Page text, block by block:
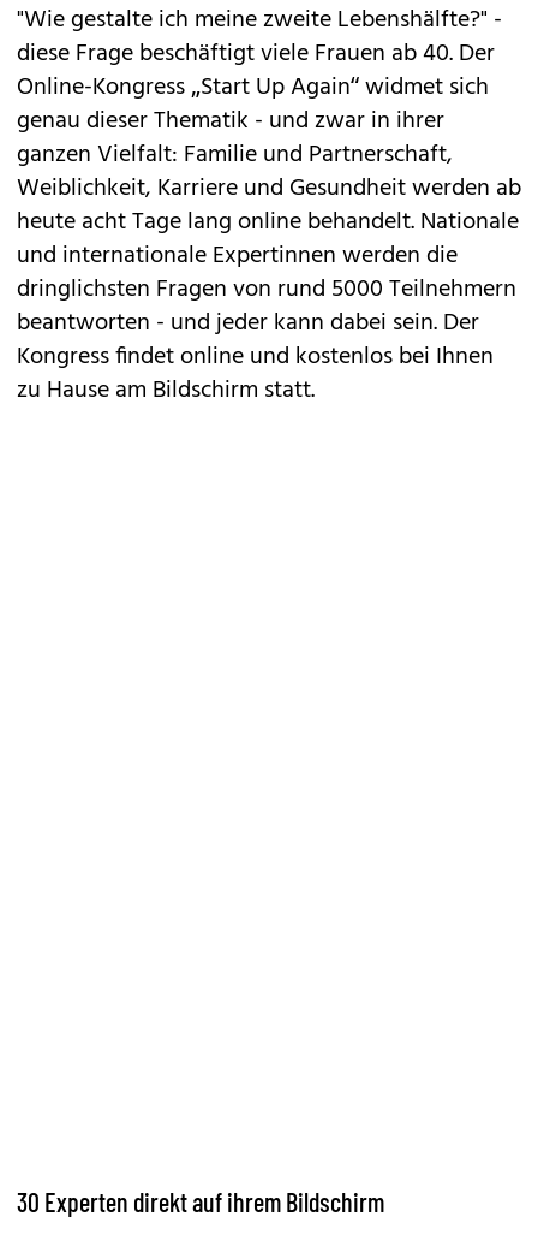
"Wie gestalte ich meine zweite Lebenshälfte?" -
diese Frage beschäftigt viele Frauen ab 40. Der
Online-Kongress „Start Up Again“ widmet sich
genau dieser Thematik - und zwar in ihrer
ganzen Vielfalt: Familie und Partnerschaft,
Weiblichkeit, Karriere und Gesundheit werden ab
heute acht Tage lang online behandelt. Nationale
und internationale Expertinnen werden die
dringlichsten Fragen von rund 5000 Teilnehmern
beantworten - und jeder kann dabei sein. Der
Kongress findet online und kostenlos bei Ihnen
zu Hause am Bildschirm statt.
30 Experten direkt auf ihrem Bildschirm